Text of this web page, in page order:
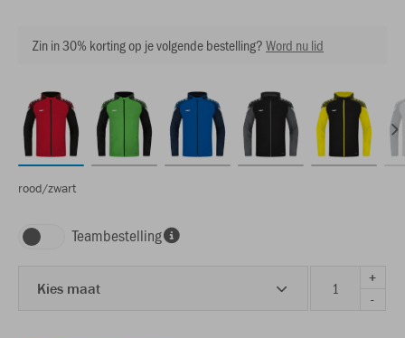
Zin in 30% korting op je volgende bestelling?Word nu lid
rood/zwart
Teambestelling
Kies maat
+
-